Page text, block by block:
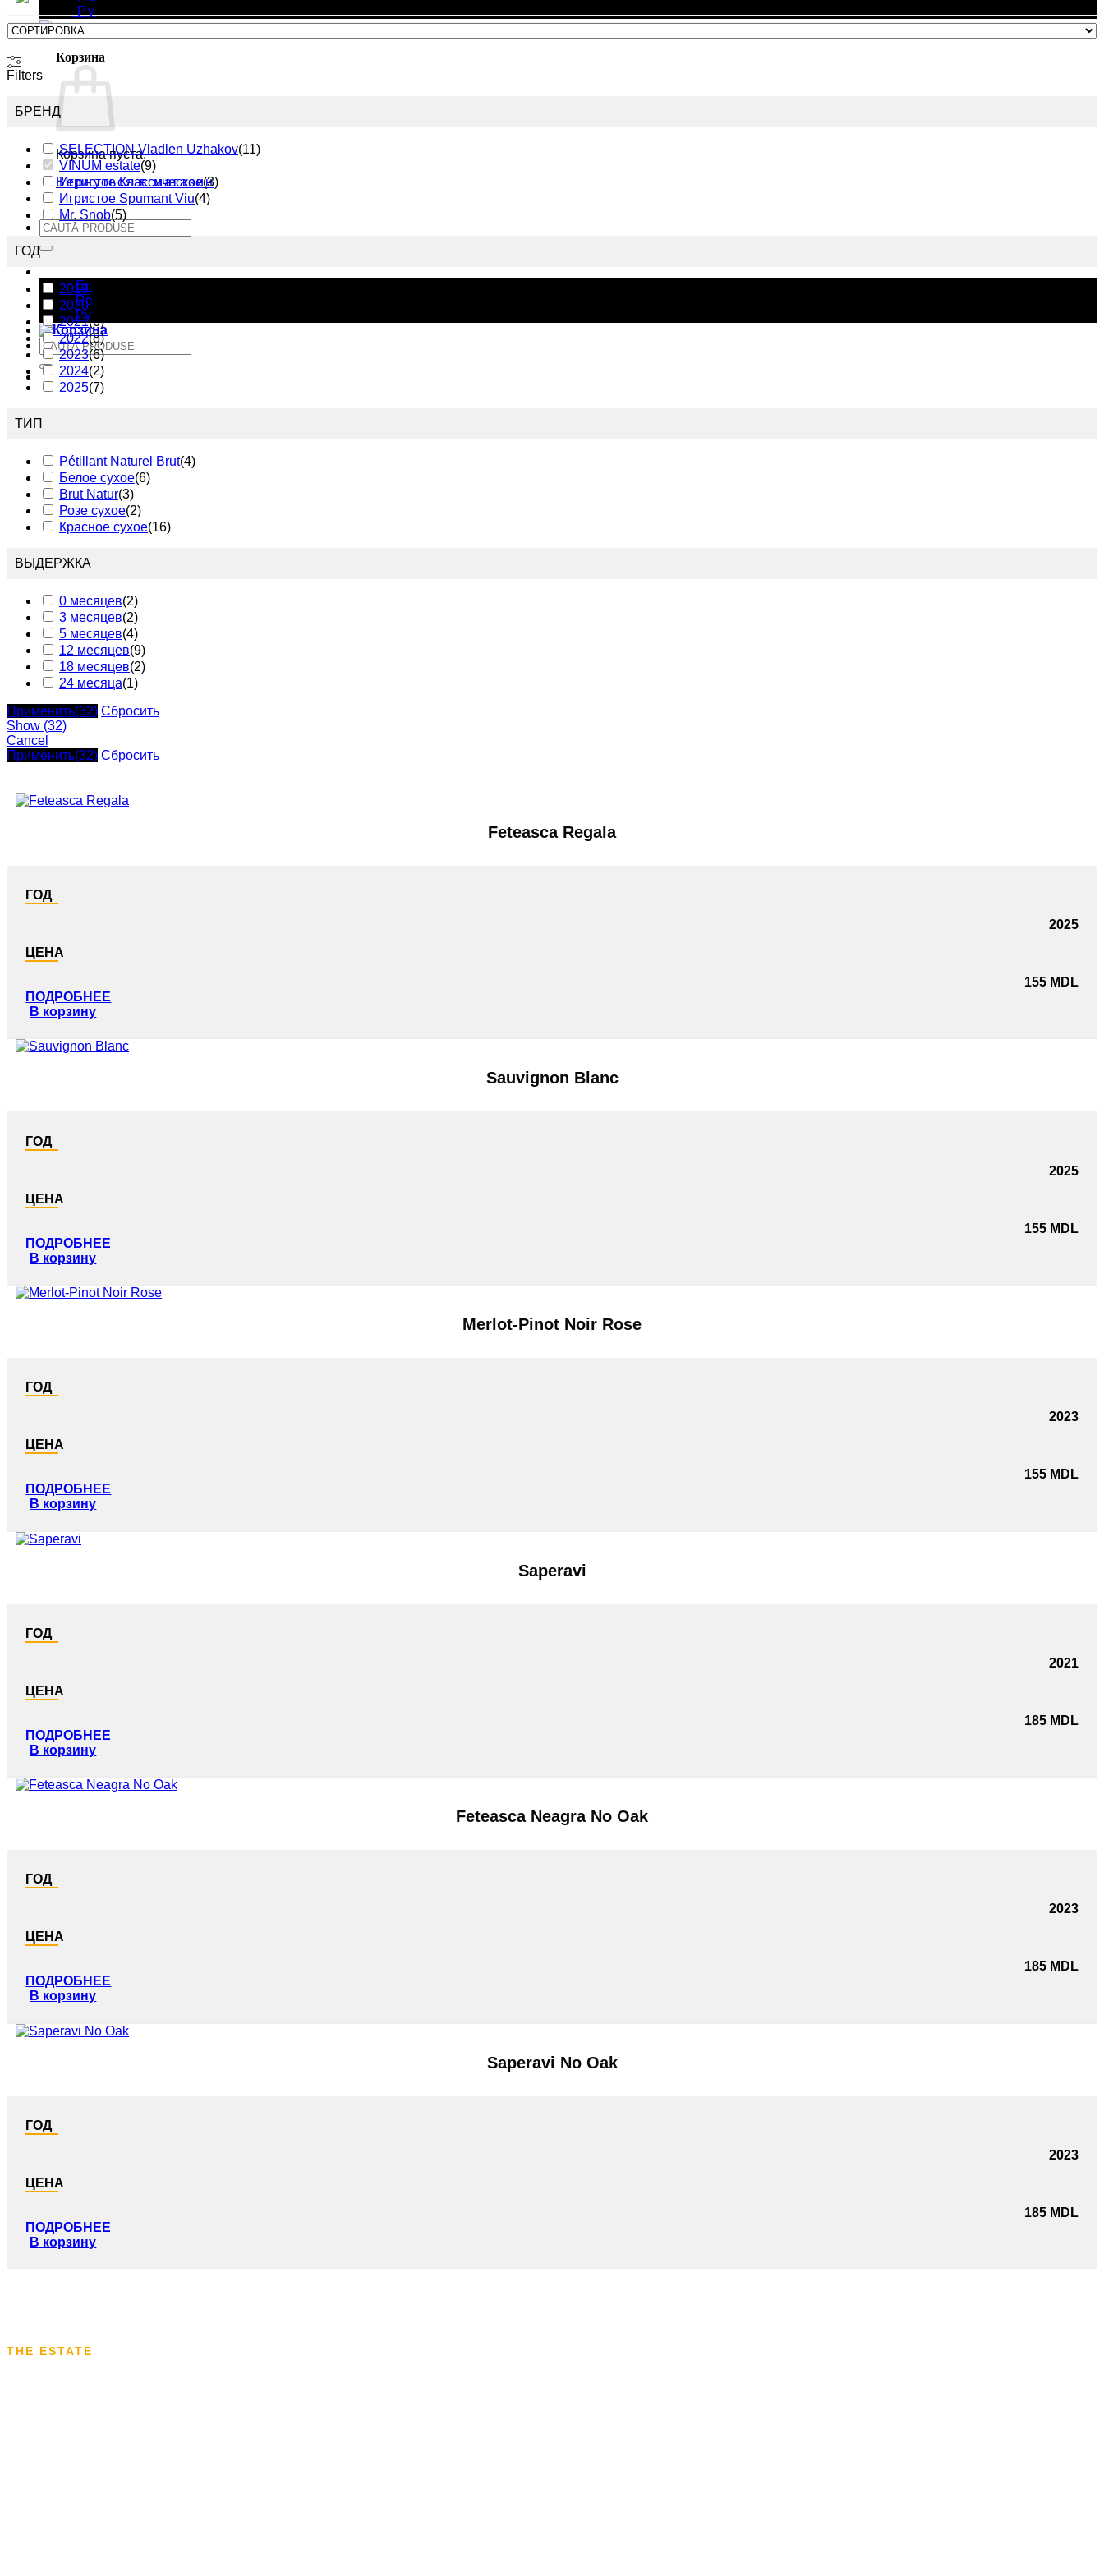
Ру
Корзина
Корзина пуста.
Вернуться в магазин
Искать:
En
Ro
Ру
Искать:
Filters
БРЕНД
SELECTION Vladlen Uzhakov(11)
VINUM estate(9)
Игристое Классическое(3)
Игристое Spumant Viu(4)
Mr. Snob(5)
ГОД
2019(
2020(
2021(6)
2022(8)
2023(6)
2024(2)
2025(7)
ТИП
Pétillant Naturel Brut(4)
Белое сухое(6)
Brut Natur(3)
Розе сухое(2)
Красное сухое(16)
ВЫДЕРЖКА
0 месяцев(2)
3 месяцев(2)
5 месяцев(4)
12 месяцев(9)
18 месяцев(2)
24 месяца(1)
Применить(32) Сбросить
Show (32)
Cancel
Применить(32) Сбросить
Feteasca Regala
ГОД
2025
ЦЕНА
155 MDL
ПОДРОБНЕЕ
В корзину
Sauvignon Blanc
ГОД
2025
ЦЕНА
155 MDL
ПОДРОБНЕЕ
В корзину
Merlot-Pinot Noir Rose
ГОД
2023
ЦЕНА
155 MDL
ПОДРОБНЕЕ
В корзину
Saperavi
ГОД
2021
ЦЕНА
185 MDL
ПОДРОБНЕЕ
В корзину
Feteasca Neagra No Oak
ГОД
2023
ЦЕНА
185 MDL
ПОДРОБНЕЕ
В корзину
Saperavi No Oak
ГОД
2023
ЦЕНА
185 MDL
ПОДРОБНЕЕ
В корзину
THE ESTATE